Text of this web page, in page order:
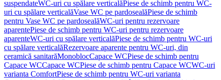
suspendateWC-uri cu spălare verticalăPiese de schimb pentru WC-
uri cu spălare verticalăVase WC pe pardosealăPiese de schimb
pentru Vase WC pe pardosealăWC-uri pentru rezervoare
aparentePiese de schimb pentru WC-uri pentru rezervoare
aparenteWC-uri cu spălare verticalăPiese de schimb pentru WC-uri
cu spălare verticalăRezervoare aparente pentru WC-uri, din
ceramică sanitarăMonoblocCapace WCPiese de schimb pentru
Capace WCCapace WCPiese de schimb pentru Capace WCWC-uri
varianta ComfortPiese de schimb pentru WC-uri varianta